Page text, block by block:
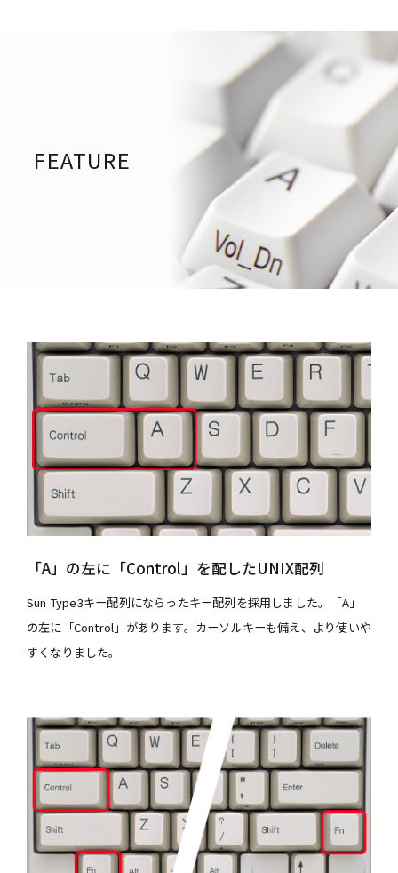
FEATURE
「A」の左に「Control」を配したUNIX配列
Sun Type3キー配列にならったキー配列を採用しました。「A」
の左に「Control」があります。カーソルキーも備え、より使いや
すくなりました。